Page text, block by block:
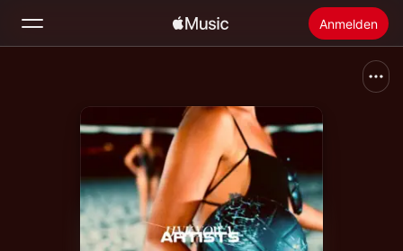
Anmelden
Startseite
Radio
Apple Music installieren